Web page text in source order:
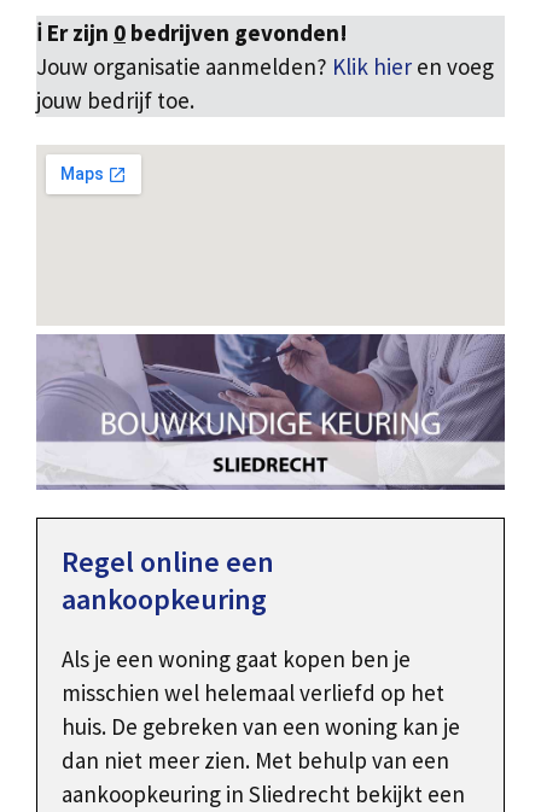
ℹ️ Er zijn 0 bedrijven gevonden!
Jouw organisatie aanmelden? Klik hier en voeg
jouw bedrijf toe.
Regel online een
aankoopkeuring
Als je een woning gaat kopen ben je
misschien wel helemaal verliefd op het
huis. De gebreken van een woning kan je
dan niet meer zien. Met behulp van een
aankoopkeuring in Sliedrecht bekijkt een